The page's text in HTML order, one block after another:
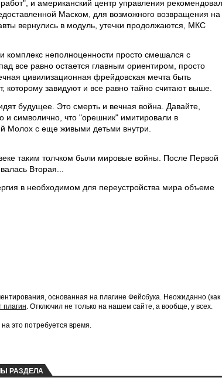
и американский центр управления рекомендовал
Маском, для возможного возвращения на
вернулись в модуль, утечки продолжаются, МКС
неполноценности просто смешался с
все равно остается главным ориентиром, просто
цивилизационная фрейдовская мечта быть
завидуют и все равно тайно считают выше.
будущее. Это смерть и вечная война. Давайте,
и символично, что "орешник" имитировали в
Молох с еще живыми детьми внутри.
таким толчком были мировые войны. После Первой
Вторая...
в необходимом для переустройства мира объеме
основанная на плагине Фейсбука. Неожиданно (как
плагин. Отключил не только на нашем сайте, а вообще, у всех.
это потребуется время.
РАЗДЕЛА